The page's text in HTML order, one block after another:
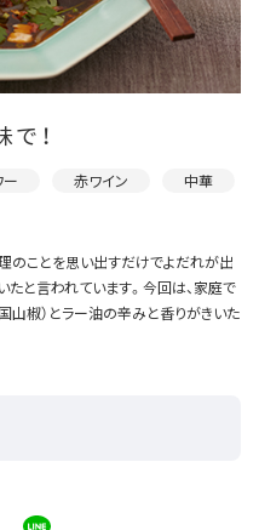
！
ー 赤ワイン
中華
のことを思い出すだけでよだれが出
たと言われています。今回は、家庭で
山椒）とラー油の辛みと香りがきいた